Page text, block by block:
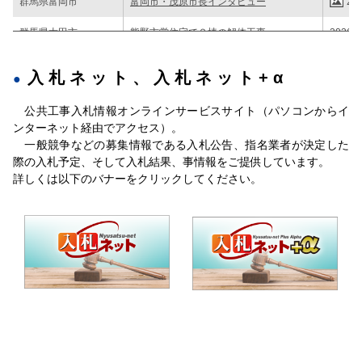
群馬県太田市 熊野市営住宅で２棟の解体工事 2026/
群馬県沼田土木事務所 下平工区で路体盛土および路床盛土工事
入札ネット、入札ネット+α
公共工事入札情報オンラインサービスサイト（パソコンからイ
ンターネット経由でアクセス）。
一般競争などの募集情報である入札公告、指名業者が決定した
際の入札予定、そして入札結果、事情報をご提供しています。
詳しくは以下のバナーをクリックしてください。